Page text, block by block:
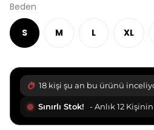
Beden
S M L XL
19 kişi şu an bu ürünü
Sınırlı Stok! - Anlık 13